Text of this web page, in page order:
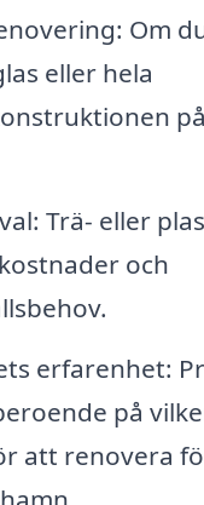
Om
eller hela
Trä- eller
och
erfarenhet:
på
att renovera